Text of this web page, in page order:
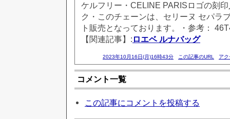
ケルフリー・CELINE PARISロゴの刻
ク・このチェーンは、セリーヌ セパラ
ト販売となっております。・参考：
【関連記事】: ロエベ ルナバッグ
2023年10月16日(月)16時43分 この記事のURL ア
コメント一覧
この記事にコメントを投稿する